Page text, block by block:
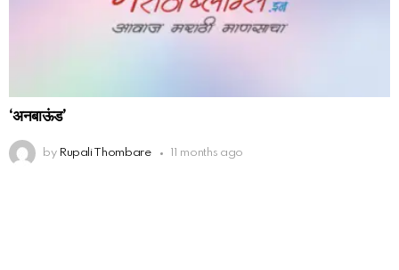
‘अनबाऊंड’
by Rupali Thombare 11 months ago